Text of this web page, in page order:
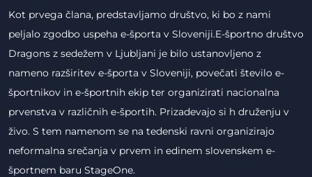
Kot prvega člana, predstavljamo društvo, ki bo z nami
peljalo zgodbo uspeha e-športa v Sloveniji.E-športno društvo
Dragons z sedežem v Ljubljani je bilo ustanovljeno z
nameno razširitev e-športa v Sloveniji, povečati število e-
športnikov in e-športnih ekip ter organizirati nacionalna
prvenstva v različnih e-športih. Prizadevajo si h druženju v
živo. S tem namenom se na tedenski ravni organizirajo
neformalna srečanja v prvem in edinem slovenskem e-
športnem baru StageOne.